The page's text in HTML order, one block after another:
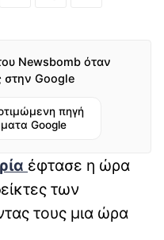
Newsbomb όταν
στην Google
πηγή
Google
έφτασε η ώρα
των
τους μια ώρα